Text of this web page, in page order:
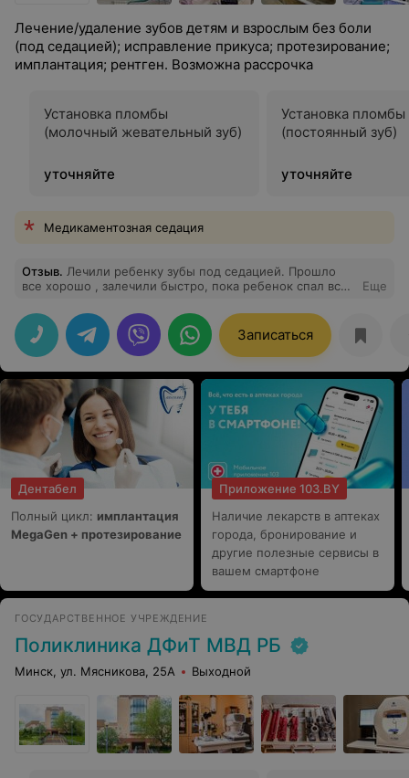
Лечение/удаление зубов детям и взрослым без боли
(под седацией); исправление прикуса; протезирование;
имплантация; рентген. Возможна рассрочка
Установка пломбы
(молочный жевательный зуб)
уточняйте
Установка пломбы
(постоянный зуб)
уточняйте
Медикаментозная седация
Отзыв. Лечили ребенку зубы под седацией. Прошло
все хорошо , залечили быстро, пока ребенок спал все
дали дополнительные рекомендации по уходу за
зубами. На следующий День позвонили и спросили
про состояние ребенка. Анастезиолог тоже
понравился . Все четко и по делу.
Еще
Записаться
Дентабел
Полный цикл: имплантация
MegaGen + протезирование
Приложение 103.BY
Наличие лекарств в аптеках
города, бронирование и
другие полезные сервисы в
вашем смартфоне
ГОСУДАРСТВЕННОЕ УЧРЕЖДЕНИЕ
Поликлиника ДФиТ МВД РБ
Минск, ул. Мясникова, 25А Выходной